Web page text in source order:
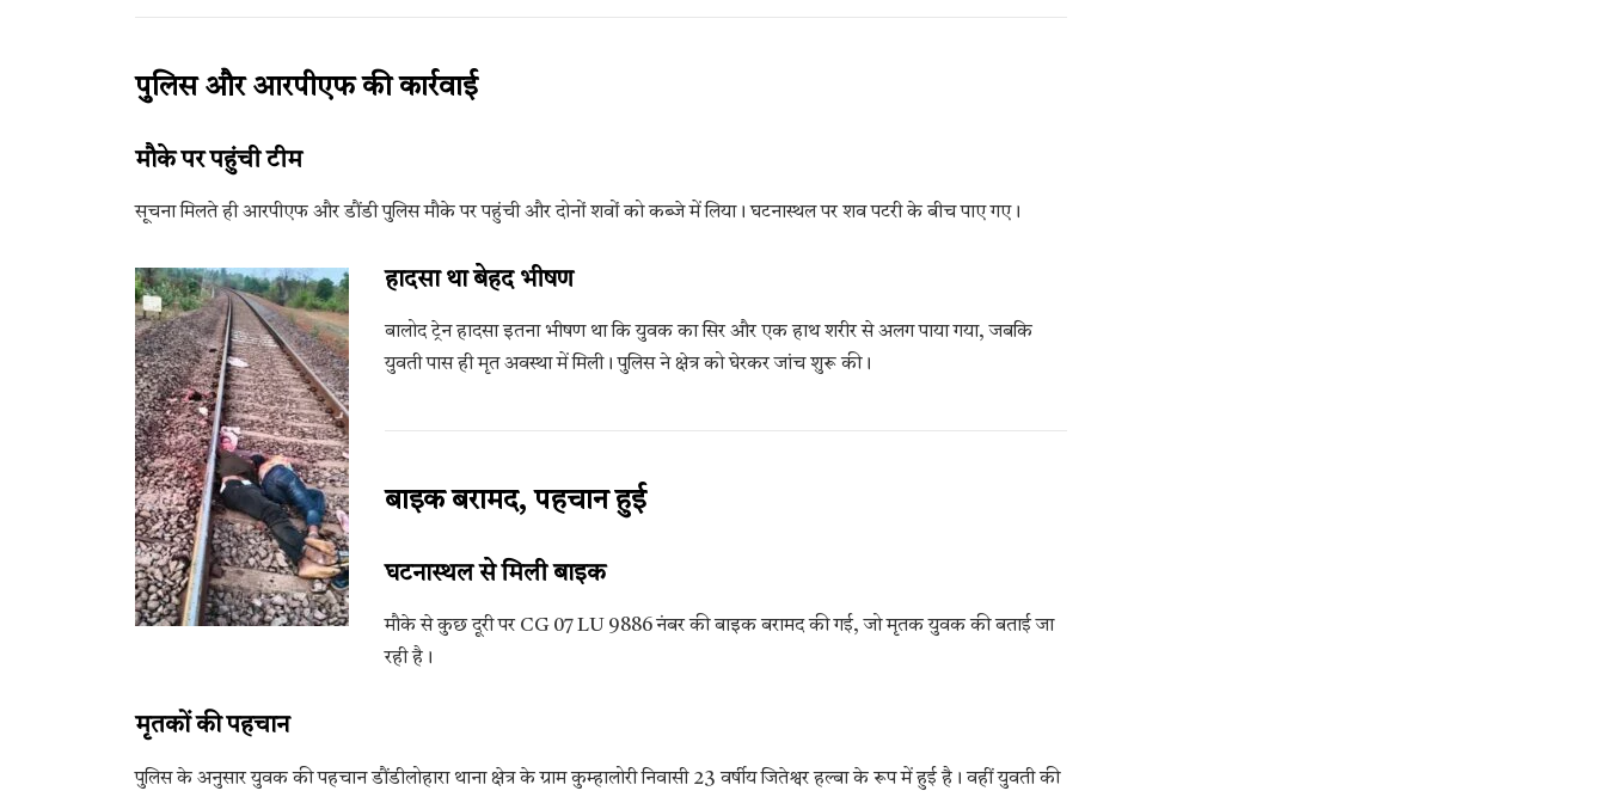
पुलिस और आरपीएफ की कार्रवाई
मौके पर पहुंची टीम
सूचना मिलते ही आरपीएफ और डौंडी पुलिस मौके पर पहुंची और दोनों शवों को कब्जे में लिया। घटनास्थल पर शव पटरी के बीच पाए गए।
हादसा था बेहद भीषण
बालोद ट्रेन हादसा इतना भीषण था कि युवक का सिर और एक हाथ शरीर से अलग पाया गया, जबकि
युवती पास ही मृत अवस्था में मिली। पुलिस ने क्षेत्र को घेरकर जांच शुरू की।
बाइक बरामद, पहचान हुई
घटनास्थल से मिली बाइक
मौके से कुछ दूरी पर CG 07 LU 9886 नंबर की बाइक बरामद की गई, जो मृतक युवक की बताई जा
रही है।
मृतकों की पहचान
पुलिस के अनुसार युवक की पहचान डौंडीलोहारा थाना क्षेत्र के ग्राम कुम्हालोरी निवासी 23 वर्षीय जितेश्वर हल्बा के रूप में हुई है। वहीं युवती की